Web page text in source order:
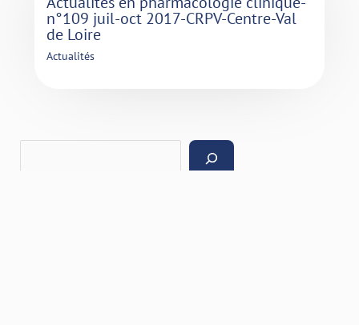
n°109 juil-oct 2017-CRPV-Centre-Val
de Loire
Actualités